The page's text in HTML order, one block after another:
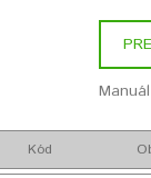
Manuál
Kód